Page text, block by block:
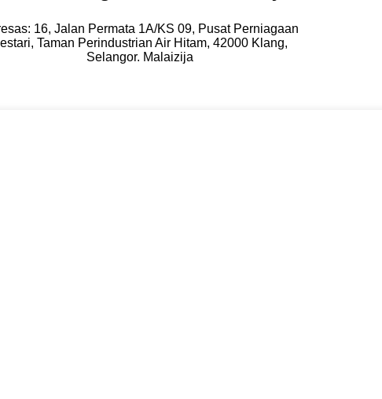
16, Jalan Permata 1A/KS 09, Pusat Perniagaan
Taman Perindustrian Air Hitam, 42000 Klang,
Selangor. Malaizija